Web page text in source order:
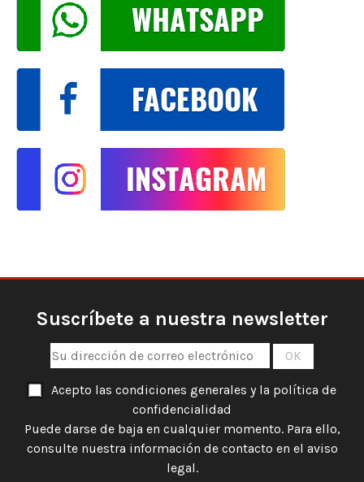
Suscríbete a nuestra newsletter
Acepto las condiciones generales y la política de
confidencialidad
Puede darse de baja en cualquier momento. Para ello,
consulte nuestra información de contacto en el aviso
legal.